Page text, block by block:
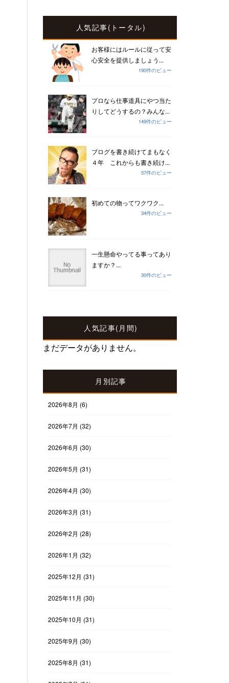
人気記事(トータル)
お客様にはルールに従って安
心安全を提供しましょう...
190件のビュー
プロなら仕事道具にやつ当た
りしてどうするの？みんな...
149件のビュー
ブログを書き続けてまもなく
４年 これからも書き続け...
57件のビュー
初めての物ってワクワク...
34件のビュー
一生懸命やってる事ってあり
ますか？...
30件のビュー
人気記事(月間)
まだデータがありません。
月別記事
2026年8月 (6)
2026年7月 (32)
2026年6月 (30)
2026年5月 (31)
2026年4月 (30)
2026年3月 (31)
2026年2月 (28)
2026年1月 (32)
2025年12月 (31)
2025年11月 (30)
2025年10月 (31)
2025年9月 (30)
2025年8月 (31)